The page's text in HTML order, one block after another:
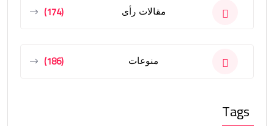
مقالات رأى (174)
منوعات (186)
Tags